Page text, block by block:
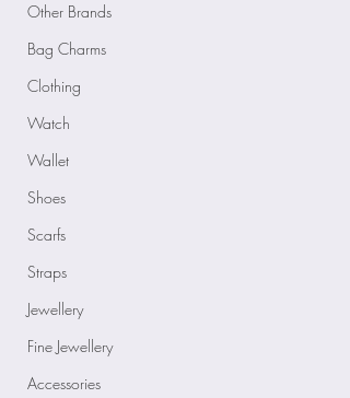
Other Brands
Bag Charms
Clothing
Watch
Wallet
Shoes
Scarfs
Straps
Jewellery
Fine Jewellery
Accessories